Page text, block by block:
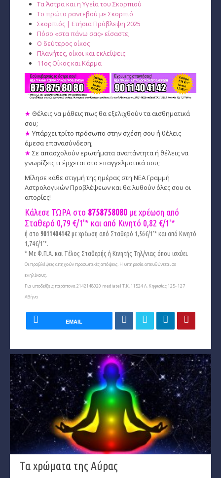
Τα Άστρα και η Υγεία του Σκορπιού
Το πρώτο ραντεβού με Σκορπιό
Σκορπιός | Ετήσια Πρόβλεψη 2025
Πόσο «στα πάνω σας» είσαστε;
Ο δεύτερος οίκος
Πλανήτες, οίκοι και εκλείψεις
11ος Οίκος και Κάρμα
★ Θέλεις να μάθεις πως θα εξελιχθούν τα αισθηματικά
σου;
★ Υπάρχει τρίτο πρόσωπο στην σχέση σου ή θέλεις
άμεσα επανασύνδεση;
★ Σε απασχολούν ερωτήματα αναπάντητα ή θέλεις να
γνωρίζεις τι έρχεται στα επαγγελματικά σου;
Μίλησε κάθε στιγμή της ημέρας στη ΝΕΑ Γραμμή
Αστρολογικών Προβλέψεων και θα λυθούν όλες σου οι
απορίες!
Κάλεσε ΤΩΡΑ στο 8758758080 με χρέωση από
Σταθερό 0,79 €/1'* και από Κινητό 0,82 €/1'*
ή στο 9011404142με χρέωση από Σταθερό 1,56€/1’* και από Κινητό
1,74€/1’*.
* Με Φ.Π.Α. και Tέλος Σταθερής ή Κινητής Τηλ/νιας όπου ισχύει.
Οι προβλέψεις απηχούν προσωπικές απόψεις. Η υπηρεσία απευθύνεται σε
ενηλίκους.
Για υποδείξεις παράπονα 2142148020 mediatel Τ.Κ. 11524 Λ. Κηφισίας 125- 127
Αθήνα
EMAIL
Τα χρώματα της Αύρας